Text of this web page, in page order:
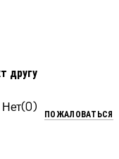
другу
0
ПОЖАЛОВАТЬСЯ